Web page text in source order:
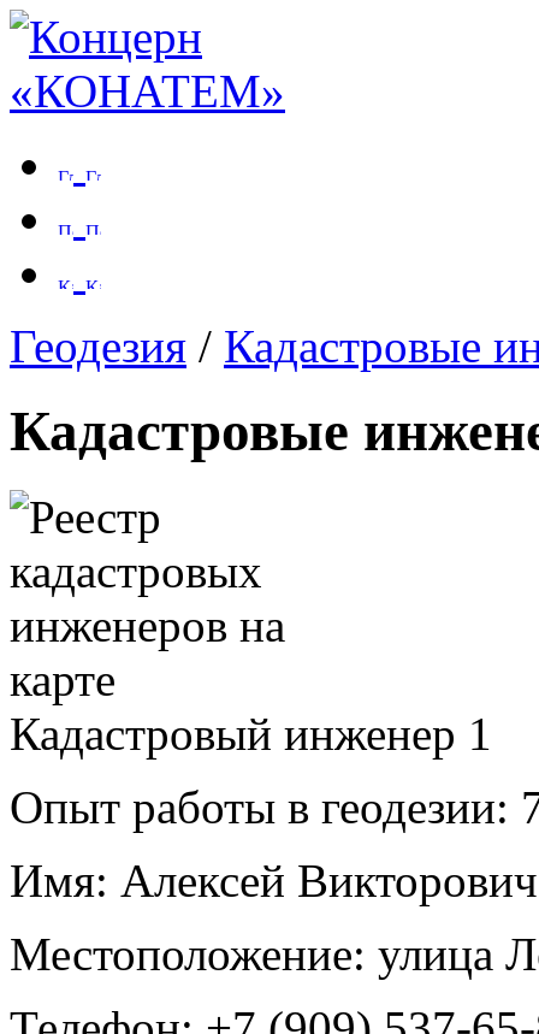
Геодезия / Кадастровые
Кадастровые
Кадастровый инженер 1
Опыт работы в геодезии:
Имя: Алексей
Местоположение: улица